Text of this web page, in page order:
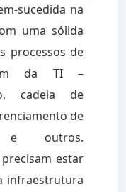
sucedida na
uma sólida
processos de
da TI –
cadeia de
de
e outros.
estar
infraestrutura